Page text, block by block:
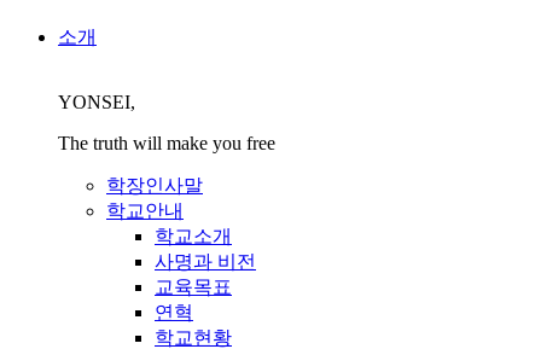
소개
YONSEI,
The truth will make you free
학장인사말
학교안내
학교소개
사명과 비전
교육목표
연혁
학교현황